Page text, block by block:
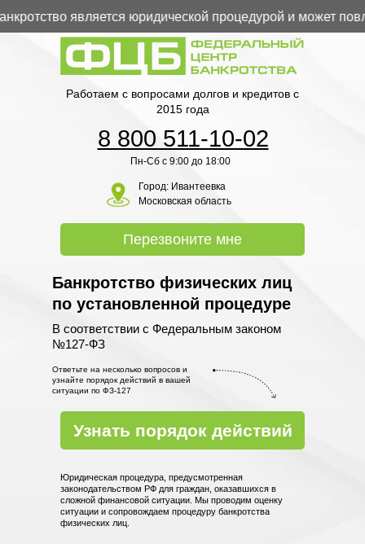
является юридической процедурой и может
В соответствии с Федеральным законом
№127-ФЗ
Банкротство физических лиц
по установленной процедуре
Узнать порядок действий
Юридическая процедура, предусмотренная
законодательством РФ для граждан, оказавшихся в
сложной финансовой ситуации. Мы проводим оценку
ситуации и сопровождаем процедуру банкротства
физических лиц.
Ответьте на несколько вопросов и
узнайте порядок действий в вашей
ситуации по ФЗ-127
Перезвоните мне
8 800 511-10-02
Пн-Сб с 9:00 до 18:00
Город: Ивантеевка
Московская область
Работаем с вопросами долгов и кредитов с
2015 года